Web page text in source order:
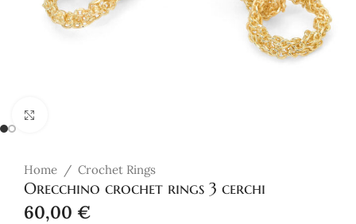
Home / Crochet Rings
Orecchino crochet rings 3 cerchi
60,00 €